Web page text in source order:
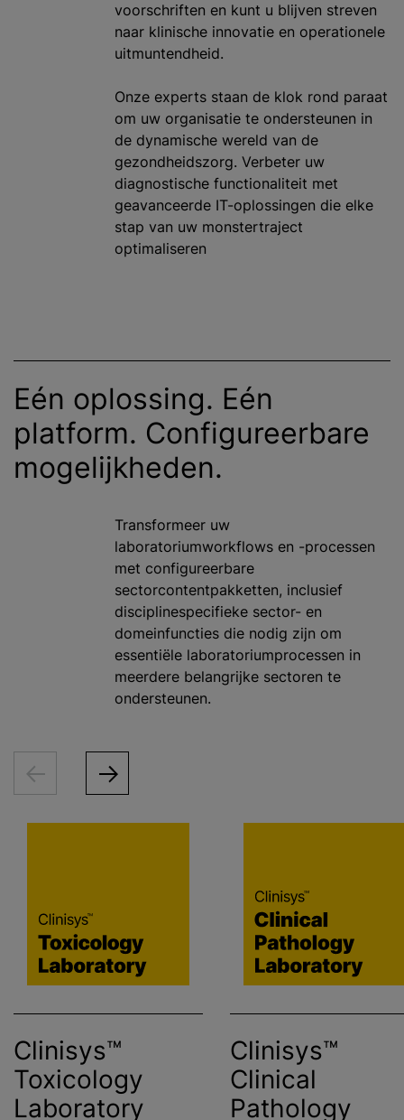
voorschriften en kunt u blijven streven
naar klinische innovatie en operationele
uitmuntendheid.
Onze experts staan de klok rond paraat
om uw organisatie te ondersteunen in
de dynamische wereld van de
gezondheidszorg. Verbeter uw
diagnostische functionaliteit met
geavanceerde IT-oplossingen die elke
stap van uw monstertraject
optimaliseren
Eén oplossing. Eén
platform. Configureerbare
mogelijkheden.
Transformeer uw
laboratoriumworkflows en -processen
met configureerbare
sectorcontentpakketten, inclusief
disciplinespecifieke sector- en
domeinfuncties die nodig zijn om
essentiële laboratoriumprocessen in
meerdere belangrijke sectoren te
ondersteunen.
Clinisys™
Toxicology
Laboratory
Clinisys™
Clinical
Pathology